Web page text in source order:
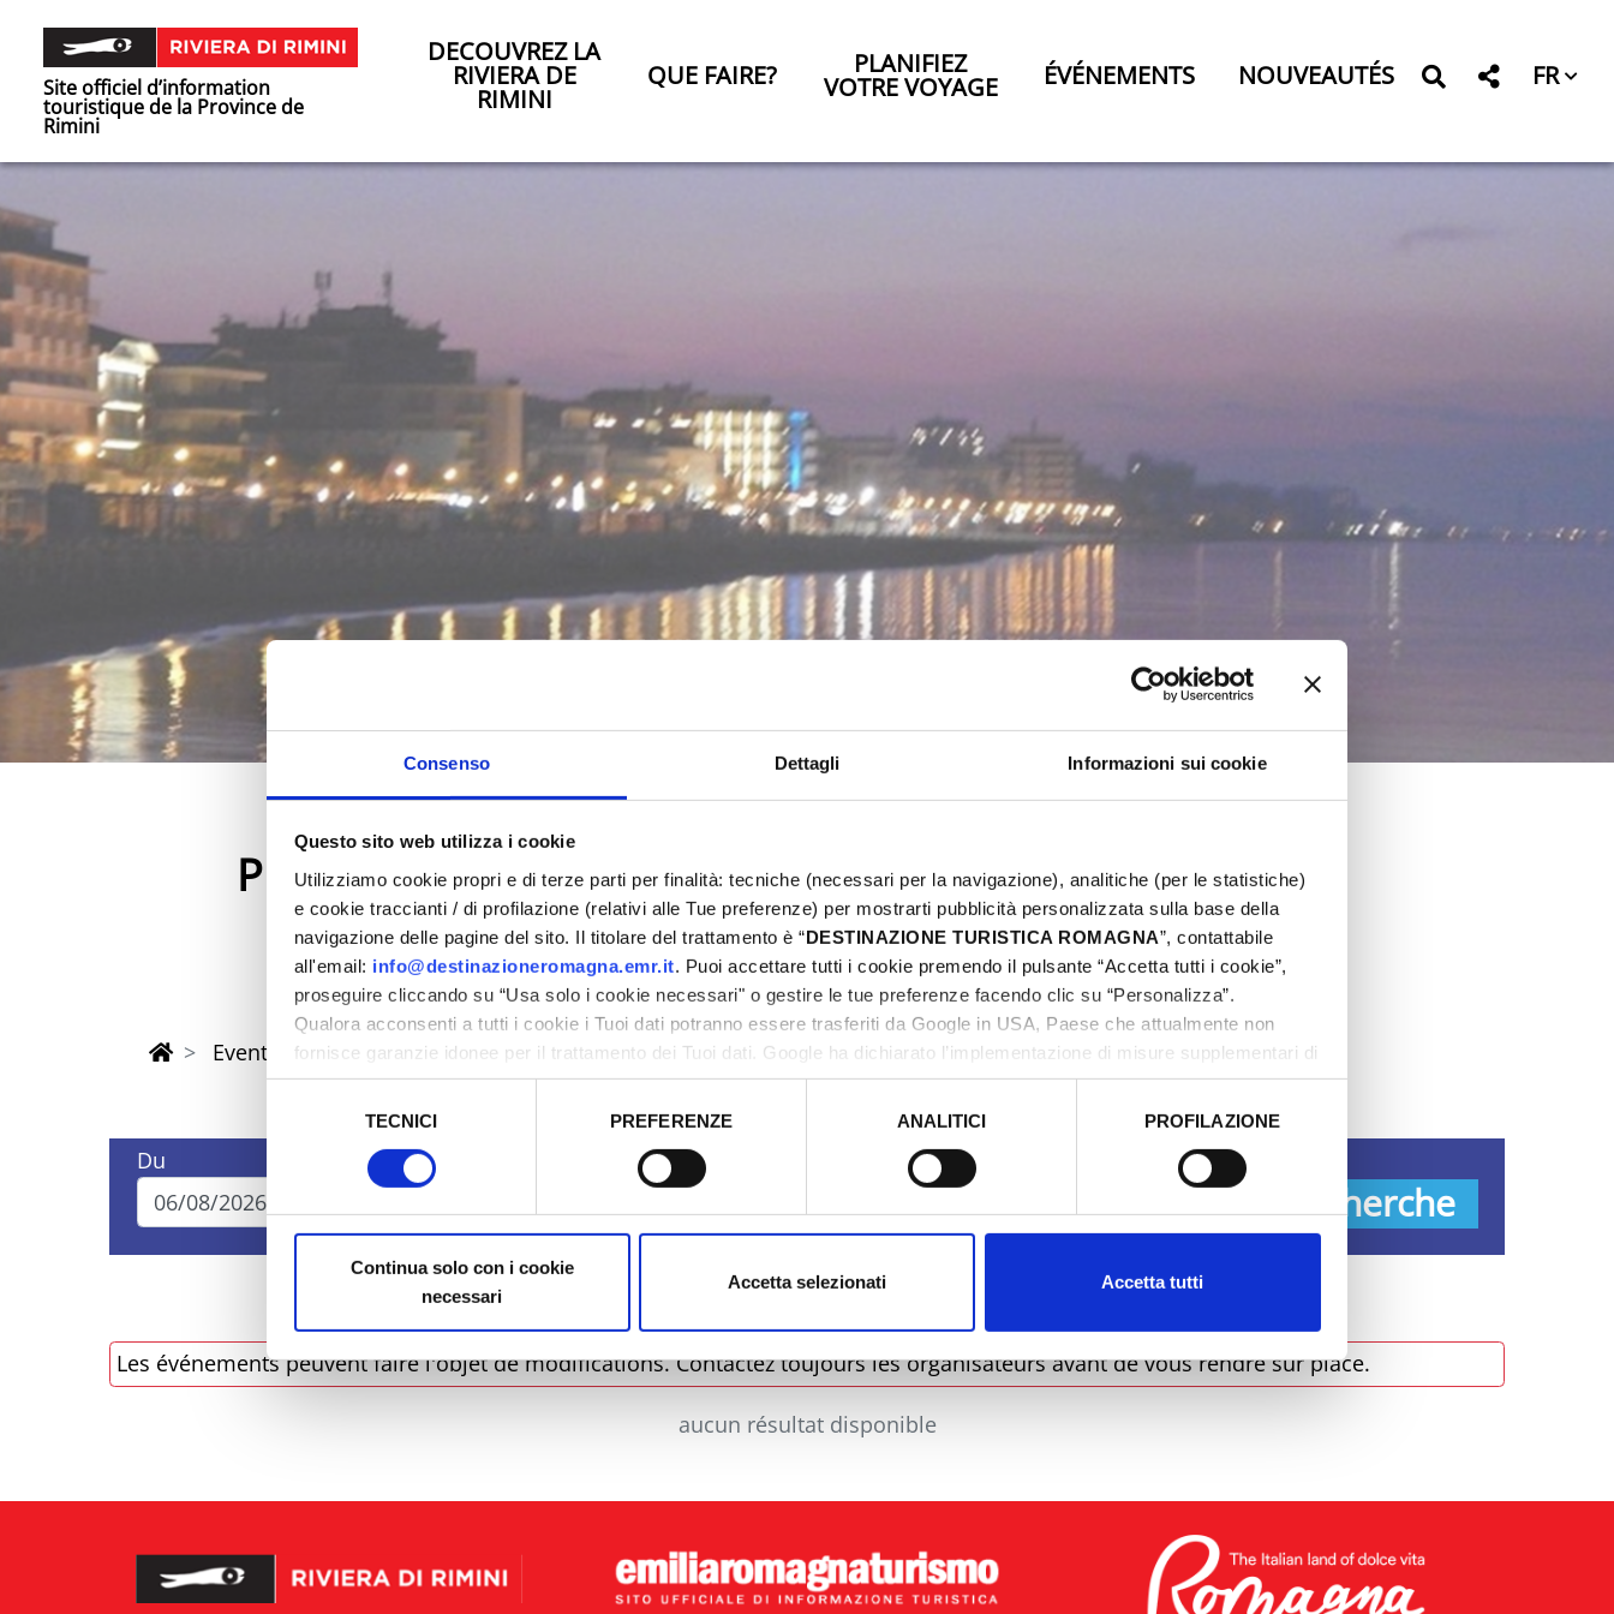
Consenso Dettagli Informazioni sui cookie
Questo sito web utilizza i cookie
Utilizziamo cookie propri e di terze parti per finalità: tecniche (necessari per la navigazione), analitiche (per le statistiche)
e cookie traccianti / di profilazione (relativi alle Tue preferenze) per mostrarti pubblicità personalizzata sulla base della
navigazione delle pagine del sito. Il titolare del trattamento è “DESTINAZIONE TURISTICA ROMAGNA”, contattabile
all'email: info@destinazioneromagna.emr.it. Puoi accettare tutti i cookie premendo il pulsante “Accetta tutti i cookie”,
proseguire cliccando su “Usa solo i cookie necessari" o gestire le tue preferenze facendo clic su “Personalizza”.
Qualora acconsenti a tutti i cookie i Tuoi dati potranno essere trasferiti da Google in USA, Paese che attualmente non
fornisce garanzie idonee per il trattamento dei Tuoi dati. Google ha dichiarato l’implementazione di misure supplementari di
sicurezza a Tutela dei navigatori, che abbiamo valutato essere sufficienti.
TECNICI PREFERENZE ANALITICI PROFILAZIONE
Continua solo con i cookie
necessari
Accetta selezionati Accetta tutti
Site officiel d’information
touristique de la Province de
Rimini
DECOUVREZ LA
RIVIERA DE
RIMINI
QUE FAIRE? PLANIFIEZ
VOTRE VOYAGE ÉVÉNEMENTS NOUVEAUTÉS FR
FIESTA ! MUSIQUE ET GASTRONOMIE
Printemps 2025
dans la province de Rimini
Eventi Primavera 2025
Eventi di Primavera Riviera Rimini
Du Au Municipalité
Recherche
Les événements peuvent faire l'objet de modifications. Contactez toujours les organisateurs avant de vous rendre sur place.
aucun résultat disponible